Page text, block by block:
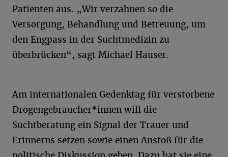
Patienten aus. „Wir verzahnen so die
Versorgung, Behandlung und Betreuung, um
den Engpass in der Suchtmedizin zu
überbrücken“, sagt Michael Hauser.
Am internationalen Gedenktag für verstorbene
Drogengebraucher*innen will die
Suchtberatung ein Signal der Trauer und
Erinnerns setzen sowie einen Anstoß für die